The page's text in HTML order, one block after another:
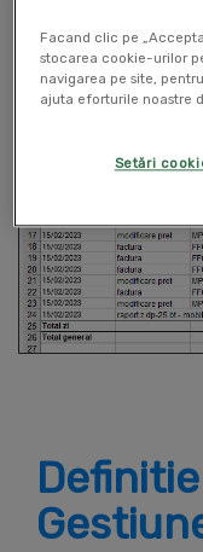
Facand clic pe
stocarea cookie-urilor
navigarea pe site,
ajuta eforturile noastre
Setări